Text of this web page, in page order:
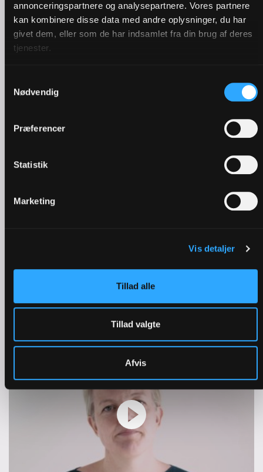
annonceringspartnere og analysepartnere. Vores partnere
kan kombinere disse data med andre oplysninger, du har
givet dem, eller som de har indsamlet fra din brug af deres
tjenester.
Nødvendig
Præferencer
Statistik
Marketing
Vis detaljer
Tillad alle
Tillad valgte
Afvis
Pinse | Derfor fejrer vi den
Pinse | Derfor spiser vi fisk